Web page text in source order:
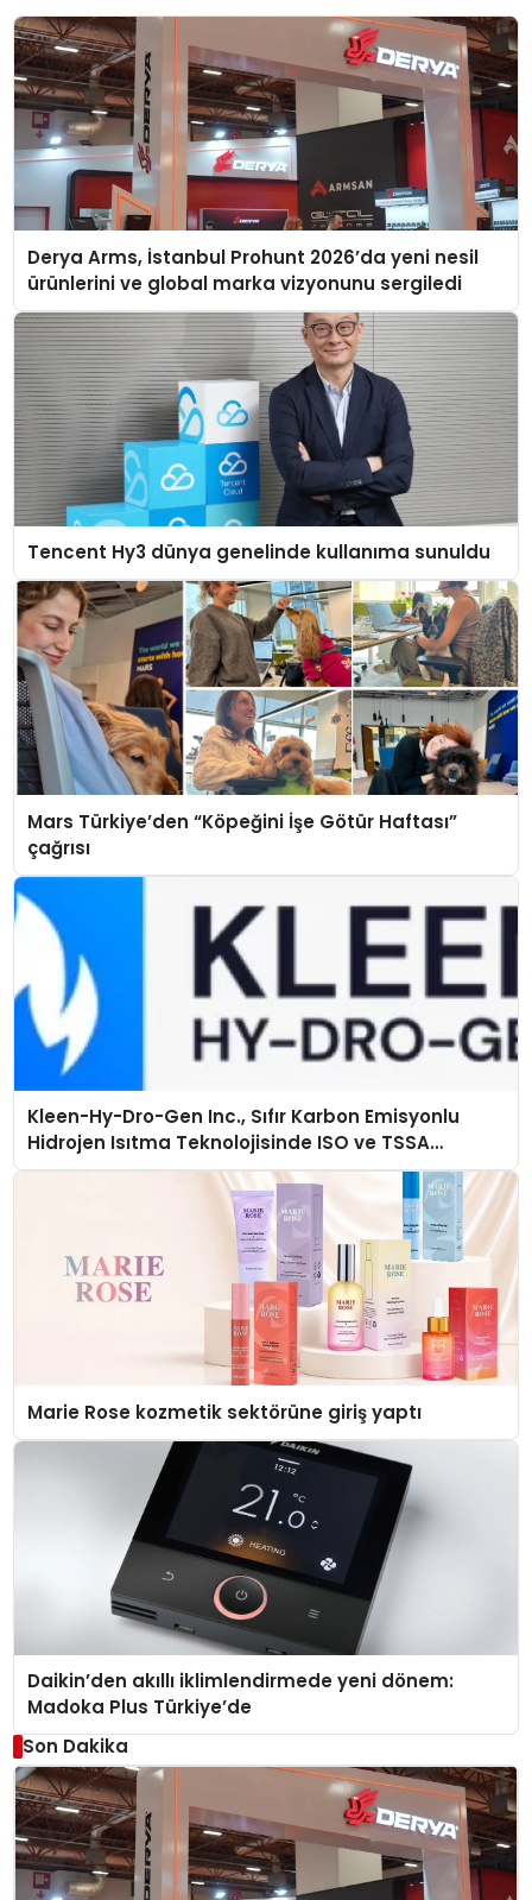
Derya Arms, İstanbul Prohunt 2026’da yeni nesil
ürünlerini ve global marka vizyonunu sergiledi
Tencent Hy3 dünya genelinde kullanıma sunuldu
Mars Türkiye’den “Köpeğini İşe Götür Haftası”
çağrısı
Kleen-Hy-Dro-Gen Inc., Sıfır Karbon Emisyonlu
Hidrojen Isıtma Teknolojisinde ISO ve TSSA
Düzenleyici Onaylarını Aldı
Marie Rose kozmetik sektörüne giriş yaptı
Daikin’den akıllı iklimlendirmede yeni dönem:
Madoka Plus Türkiye’de
Son Dakika